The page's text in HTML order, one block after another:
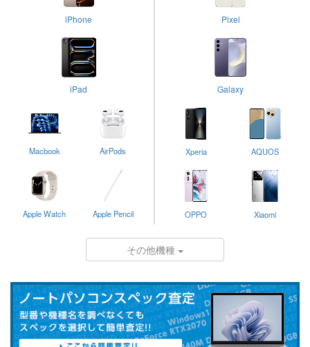
iPhone
iPad
Macbook AirPods
Apple Watch Apple Pencil
Pixel
Galaxy
Xperia AQUOS
OPPO Xiaomi
その他機種